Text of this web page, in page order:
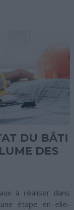
DU BÂTI
DES
à réaliser dans
étape en elle-